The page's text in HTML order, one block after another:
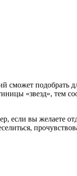
подобрать
«звезд», тем
вы желаете